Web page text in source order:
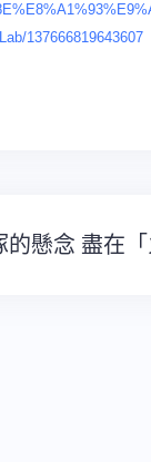
137666819643607
的懸念 盡在